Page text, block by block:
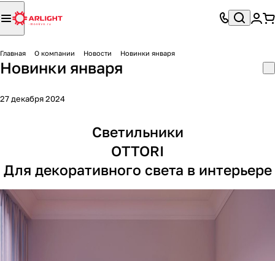
Главная О компании Новости Новинки января
Новинки января
27 декабря 2024
Светильники
OTTORI
Для декоративного света в интерьере